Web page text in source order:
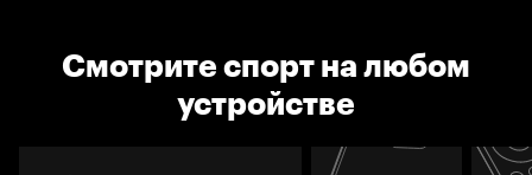
Смотрите спорт на любом
устройстве